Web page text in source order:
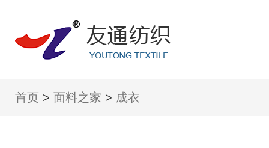
首页 > 面料之家 > 成衣